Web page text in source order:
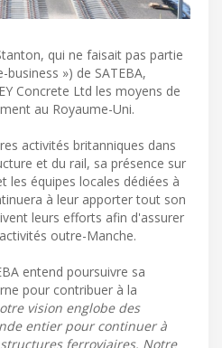
qui ne faisait pas partie
») de SATEBA,
Concrete Ltd les moyens de
au Royaume-Uni.
activités britanniques dans
et du rail, sa présence sur
les équipes locales dédiées à
à leur apporter tout son
leurs efforts afin d'assurer
outre-Manche.
entend poursuivre sa
pour contribuer à la
vision englobe des
entier pour continuer à
ferroviaires. Notre